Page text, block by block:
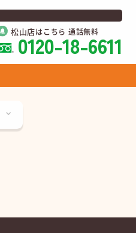
松山店はこちら 通話無料
0120-18-6611